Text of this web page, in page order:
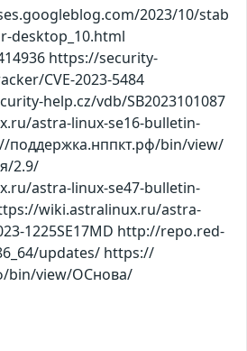
2023/10/stab
desktop_10.html
https://security-
CVE-2023-5484
help.cz/vdb/SB2023101087
astra-linux-se16-bulletin-
поддержка.нппкт.рф/bin/view/
2.9/
astra-linux-se47-bulletin-
wiki.astralinux.ru/astra-
1225SE17MD http://repo.red-
updates/ https://
bin/view/ОСнова/